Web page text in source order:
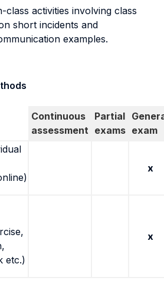
class activities involving class
short incidents and
examples.
Continuous
assessment
Partial
exams exam
x
etc.)
x